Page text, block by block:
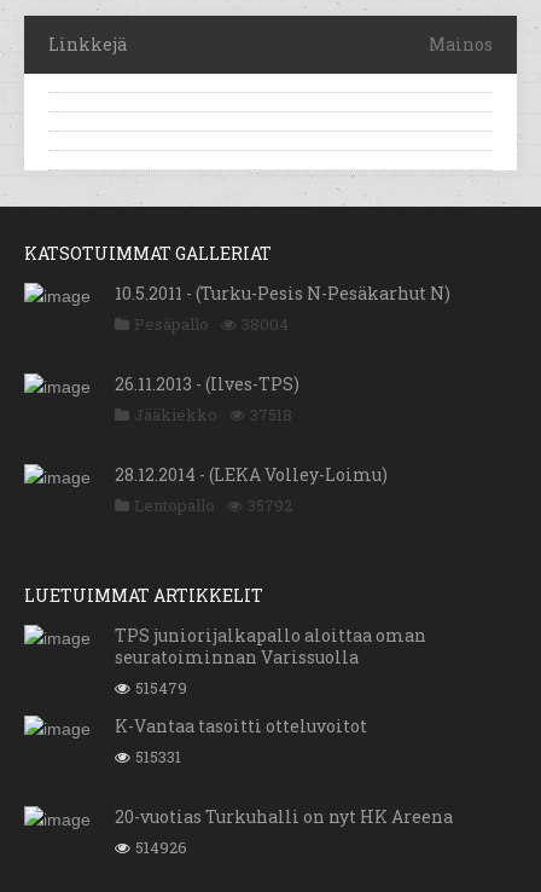
Linkkejä Mainos
KATSOTUIMMAT GALLERIAT
10.5.2011 - (Turku-Pesis N-Pesäkarhut N)
Pesäpallo 38004
26.11.2013 - (Ilves-TPS)
Jääkiekko 37518
28.12.2014 - (LEKA Volley-Loimu)
Lentopallo 35792
LUETUIMMAT ARTIKKELIT
TPS juniorijalkapallo aloittaa oman
seuratoiminnan Varissuolla
515479
K-Vantaa tasoitti otteluvoitot
515331
20-vuotias Turkuhalli on nyt HK Areena
514926